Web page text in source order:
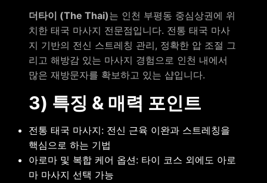
더타이 (The Thai)는 인천 부평동 중심상권에 위
치한 태국 마사지 전문점입니다. 전통 태국 마사
지 기반의 전신 스트레칭 관리, 정확한 압 조절 그
리고 해방감 있는 마사지 경험으로 인천 내에서
많은 재방문자를 확보하고 있는 샵입니다.
3) 특징 & 매력 포인트
전통 태국 마사지: 전신 근육 이완과 스트레칭을
핵심으로 하는 기법
아로마 및 복합 케어 옵션: 타이 코스 외에도 아로
마 마사지 선택 가능